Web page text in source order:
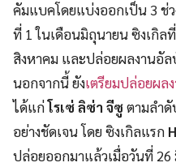
คัมแบคโดยแบ่งออกเป็น 3 ช่
ที่ 1 ในเดือนมิถุนายน ซิงเกิล
สิงหาคม และปล่อยผลงานอั
นอกจากนี้ ยังเตรียมปล่อยผล
ได้แก่โรเซ่ ลิซ่า จีซูตามลำดั
อย่างชัดเจน โดย ซิงเกิลแรก
ปล่อยออกมาแล้วเมื่อวันที่